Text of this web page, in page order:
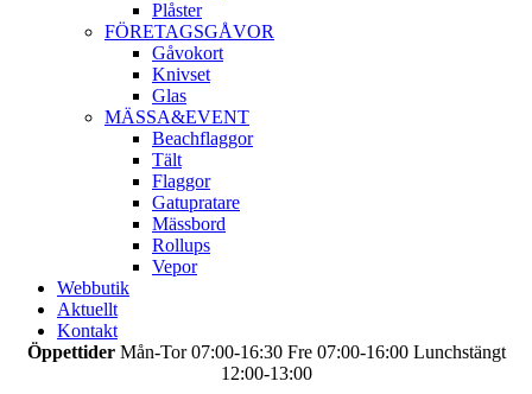
Plåster
FÖRETAGSGÅVOR
Gåvokort
Knivset
Glas
MÄSSA&EVENT
Beachflaggor
Tält
Flaggor
Gatupratare
Mässbord
Rollups
Vepor
Webbutik
Aktuellt
Kontakt
ÖppettiderMån-Tor 07:00-16:30 Fre 07:00-16:00 Lunchstängt
12:00-13:00